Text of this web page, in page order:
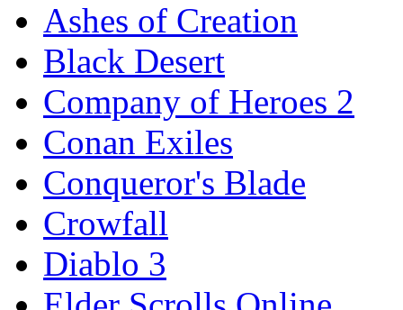
Ashes of Creation
Black Desert
Company of Heroes 2
Conan Exiles
Conqueror's Blade
Crowfall
Diablo 3